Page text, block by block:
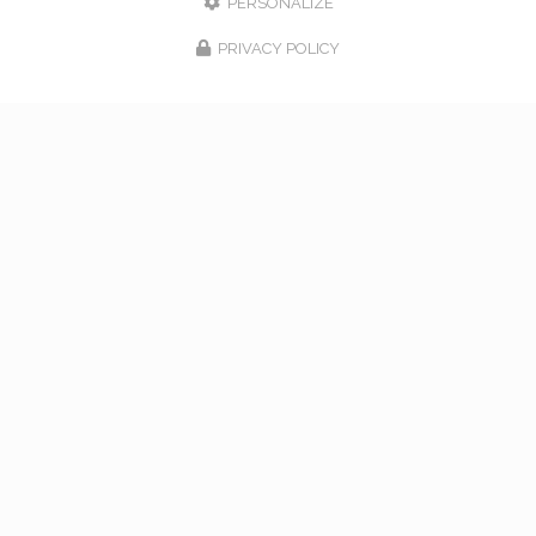
PRIVACY POLICY